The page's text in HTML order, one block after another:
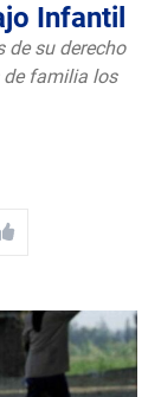
Infantil
su derecho
de familia los